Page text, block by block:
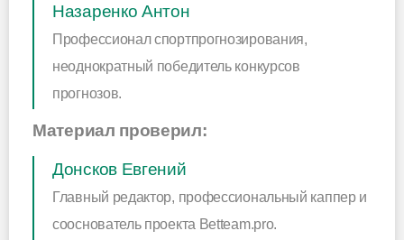
Назаренко Антон
Профессионал спортпрогнозирования,
неоднократный победитель конкурсов
прогнозов.
Материал проверил:
Донсков Евгений
Главный редактор, профессиональный каппер и
сооснователь проекта Betteam.pro.